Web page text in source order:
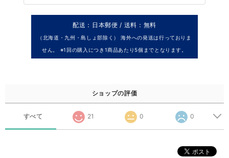
配送：日本郵便 / 送料：無料
（北海道・九州・島しょ部除く） 海外への発送は行っておりま
せん。 ※1回の購入につき1商品あたり5個までとなります。
ショップの評価
すべて 21 0 0